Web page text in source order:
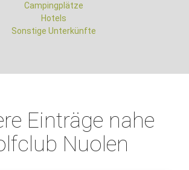
Campingplätze
Hotels
Sonstige Unterkünfte
Einträge nahe
Nuolen